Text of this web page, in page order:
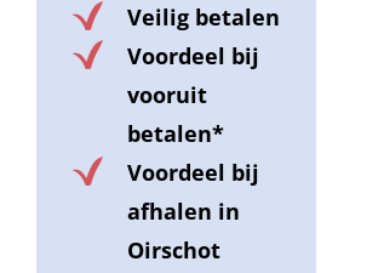
Veilig betalen
Voordeel bij
vooruit
betalen*
Voordeel bij
afhalen in
Oirschot